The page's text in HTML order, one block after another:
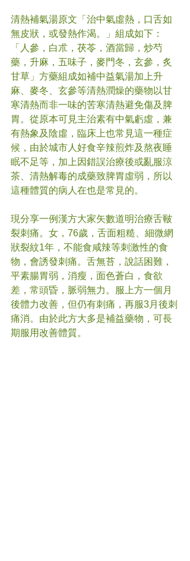
清熱補氣湯原文「治中氣虛熱，口舌如
無皮狀，或發熱作渴。」組成如下：
「人參，白朮，茯苓，酒當歸，炒芍
藥，升麻，五味子，麥門冬，玄參，炙
甘草」方藥組成如補中益氣湯加上升
麻、麥冬、玄參等清熱潤燥的藥物以甘
寒清熱而非一味的苦寒清熱避免傷及脾
胃。從原本可見主治素有中氣虧虛，兼
有熱象及陰虛，臨床上也常見這一種症
候，由於城市人好食辛辣煎炸及熬夜睡
眠不足等，加上因錯誤治療後或亂服涼
茶、清熱解毒的成藥致脾胃虛弱，所以
這種體質的病人在也是常見的。
現分享一例漢方大家矢數道明治療舌皸
裂刺痛。女，76歲，舌面粗糙、細微網
狀裂紋1年，不能食咸辣等刺激性的食
物，會誘發刺痛。舌無苔，說話困難，
平素腸胃弱，消瘦，面色蒼白，食欲
差，常頭昏，脈弱無力。服上方一個月
後體力改善，但仍有刺痛，再服3月後刺
痛消。由於此方大多是補益藥物，可長
期服用改善體質。